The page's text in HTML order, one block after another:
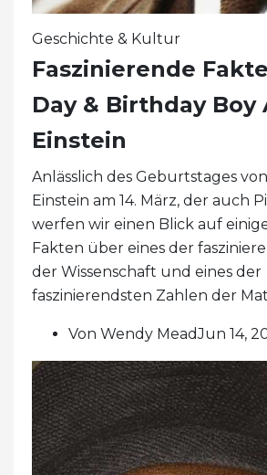
Geschichte & Kultur
Faszinierende
Day & Birthday Boy
Einstein
Anlässlich des Geburtstages
Einstein am 14. März, der auch
werfen wir einen Blick auf
Fakten über eines der
der Wissenschaft und eines der
faszinierendsten Zahlen der
Von Wendy MeadJun 14,